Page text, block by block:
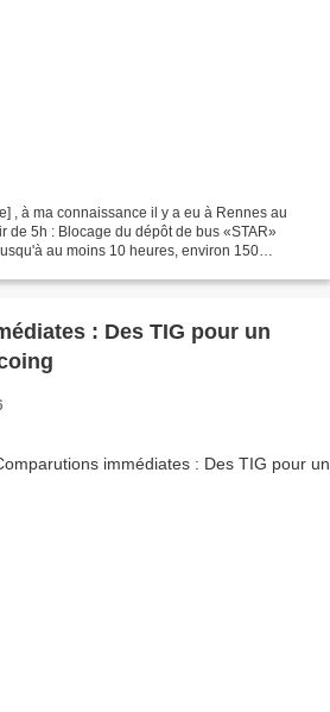
, à ma connaissance il y a eu à Rennes au
de 5h : Blocage du dépôt de bus «STAR»
au moins 10 heures, environ 150
: Des TIG pour un